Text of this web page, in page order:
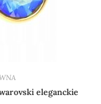
eleganckie